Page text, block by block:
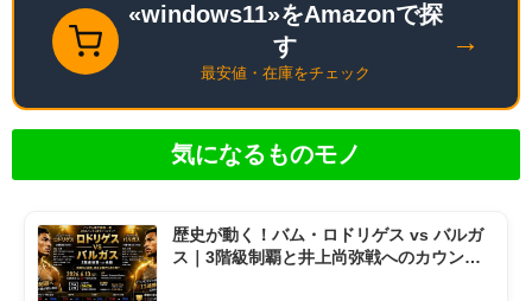
«windows11»をAmazonで探
す
最安値・在庫をチェック
→
気になるものモノ
歴史が動く！バム・ロドリゲス vs バルガ
ス｜3階級制覇と井上尚弥戦へのカウント